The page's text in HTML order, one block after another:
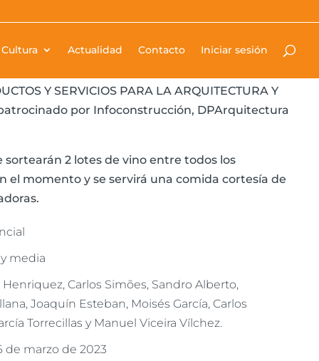
Cultura Actualidad Contacto Iniciar sesión
9:00h a 14:30h, se celebrará en la Sala de
Y SERVICIOS PARA LA ARQUITECTURA Y
patrocinado por Infoconstrucción, DPArquitectura
sortearán 2 lotes de vino entre todos los
el momento y se servirá una comida cortesía de
media
Carlos Simões, Sandro Alberto,
Joaquín Esteban, Moisés García, Carlos
Torrecillas y Manuel Viceira Vílchez.
de marzo de 2023